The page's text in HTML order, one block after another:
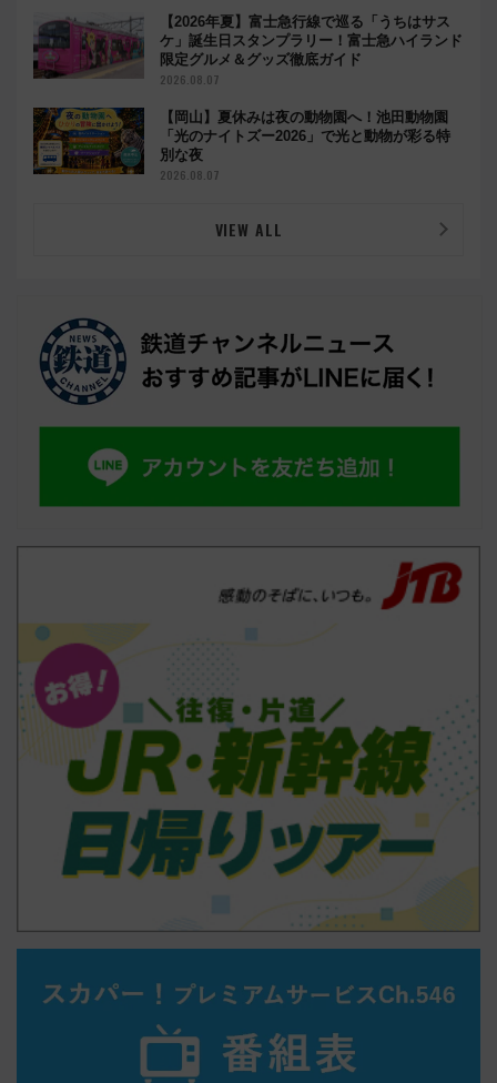
【2026年夏】富士急行線で巡る「うちはサス
ケ」誕生日スタンプラリー！富士急ハイランド
限定グルメ＆グッズ徹底ガイド
2026.08.07
【岡山】夏休みは夜の動物園へ！池田動物園
「光のナイトズー2026」で光と動物が彩る特
別な夜
2026.08.07
VIEW ALL